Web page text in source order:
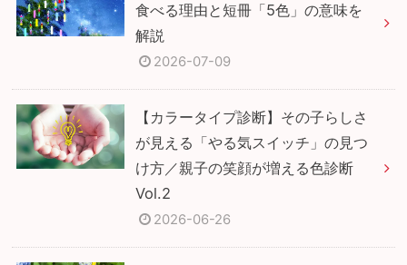
食べる理由と短冊「5色」の意味を
解説
2026-07-09
【カラータイプ診断】その子らしさ
が見える「やる気スイッチ」の見つ
け方／親子の笑顔が増える色診断
Vol.2
2026-06-26